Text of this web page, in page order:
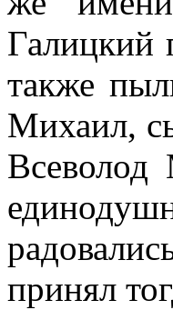
Галицкий
также
Михаил,
Всеволод
принял